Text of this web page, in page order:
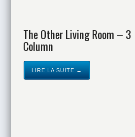
The Other Living Room – 3
Column
LIRE LA SUITE →